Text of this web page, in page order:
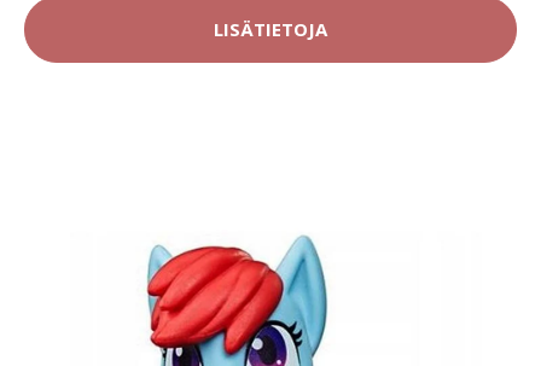
LISÄTIETOJA